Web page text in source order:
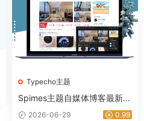
Typecho主题
Spimes主题自媒体博客最新版
X7.5开心免授权
2026-06-29 0.99